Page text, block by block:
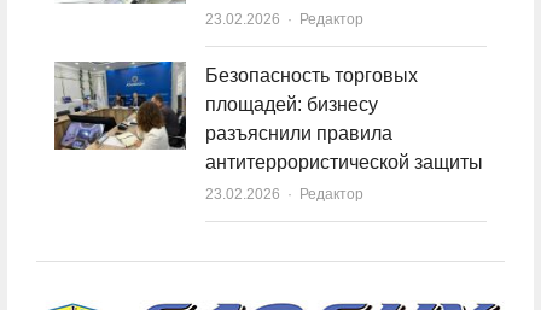
23.02.2026 Author
Редактор
Безопасность торговых
площадей: бизнесу
разъяснили правила
антитеррористической защиты
23.02.2026 Author
Редактор